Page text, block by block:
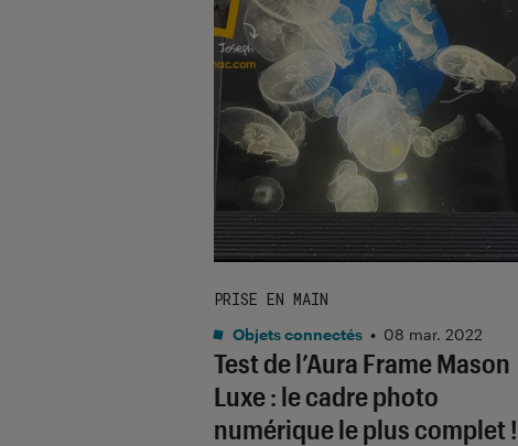
Test de l’Aura Frame Mason
Luxe : le cadre photo
numérique le plus complet !
PRISE EN MAIN
Objets connectés • 08 mar. 2022